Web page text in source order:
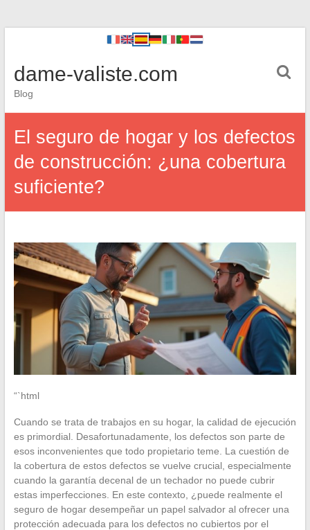
dame-valiste.com
Blog
El seguro de hogar y los defectos
de construcción: ¿una cobertura
suficiente?
“`html
Cuando se trata de trabajos en su hogar, la calidad de ejecución
es primordial. Desafortunadamente, los defectos son parte de
esos inconvenientes que todo propietario teme. La cuestión de
la cobertura de estos defectos se vuelve crucial, especialmente
cuando la garantía decenal de un techador no puede cubrir
estas imperfecciones. En este contexto, ¿puede realmente el
seguro de hogar desempeñar un papel salvador al ofrecer una
protección adecuada para los defectos no cubiertos por el